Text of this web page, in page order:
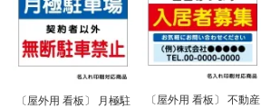
〔屋外用 看板〕 月極駐
〔屋外用 看板〕 不動産